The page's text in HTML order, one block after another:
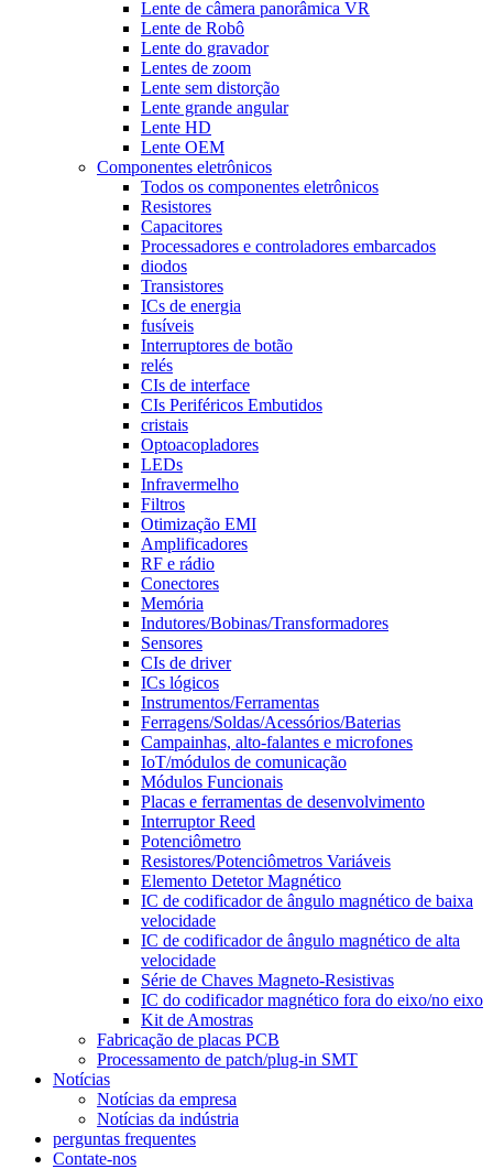
Lente de câmera panorâmica VR
Lente de Robô
Lente do gravador
Lentes de zoom
Lente sem distorção
Lente grande angular
Lente HD
Lente OEM
Componentes eletrônicos
Todos os componentes eletrônicos
Resistores
Capacitores
Processadores e controladores embarcados
diodos
Transistores
ICs de energia
fusíveis
Interruptores de botão
relés
CIs de interface
CIs Periféricos Embutidos
cristais
Optoacopladores
LEDs
Infravermelho
Filtros
Otimização EMI
Amplificadores
RF e rádio
Conectores
Memória
Indutores/Bobinas/Transformadores
Sensores
CIs de driver
ICs lógicos
Instrumentos/Ferramentas
Ferragens/Soldas/Acessórios/Baterias
Campainhas, alto-falantes e microfones
IoT/módulos de comunicação
Módulos Funcionais
Placas e ferramentas de desenvolvimento
Interruptor Reed
Potenciômetro
Resistores/Potenciômetros Variáveis
Elemento Detetor Magnético
IC de codificador de ângulo magnético de baixa
velocidade
IC de codificador de ângulo magnético de alta
velocidade
Série de Chaves Magneto-Resistivas
IC do codificador magnético fora do eixo/no eixo
Kit de Amostras
Fabricação de placas PCB
Processamento de patch/plug-in SMT
Notícias
Notícias da empresa
Notícias da indústria
perguntas frequentes
Contate-nos